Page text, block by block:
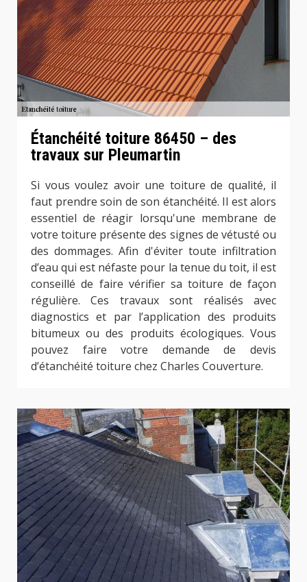
Étanchéité toiture 86450 – des
travaux sur Pleumartin
Si vous voulez avoir une toiture de qualité, il
faut prendre soin de son étanchéité. Il est alors
essentiel de réagir lorsqu'une membrane de
votre toiture présente des signes de vétusté ou
des dommages. Afin d'éviter toute infiltration
d’eau qui est néfaste pour la tenue du toit, il est
conseillé de faire vérifier sa toiture de façon
régulière. Ces travaux sont réalisés avec
diagnostics et par l’application des produits
bitumeux ou des produits écologiques. Vous
pouvez faire votre demande de devis
d’étanchéité toiture chez Charles Couverture.